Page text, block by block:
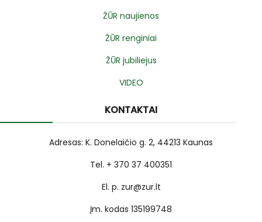
ŽŪR naujienos
ŽŪR renginiai
ŽŪR jubiliejus
VIDEO
KONTAKTAI
Adresas: K. Donelaičio g. 2, 44213 Kaunas
Tel. + 370 37 400351
El. p. zur@zur.lt
Įm. kodas 135199748